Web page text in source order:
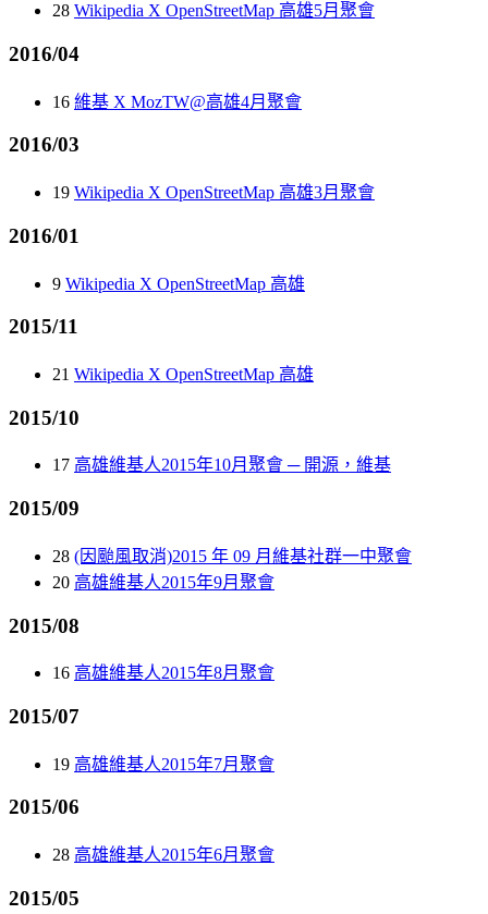
28 Wikipedia X OpenStreetMap 高雄5月聚會
2016/04
16 維基 X MozTW@高雄4月聚會
2016/03
19 Wikipedia X OpenStreetMap 高雄3月聚會
2016/01
9 Wikipedia X OpenStreetMap 高雄
2015/11
21 Wikipedia X OpenStreetMap 高雄
2015/10
17 高雄維基人2015年10月聚會 ─ 開源，維基
2015/09
28 (因颱風取消)2015 年 09 月維基社群一中聚會
20 高雄維基人2015年9月聚會
2015/08
16 高雄維基人2015年8月聚會
2015/07
19 高雄維基人2015年7月聚會
2015/06
28 高雄維基人2015年6月聚會
2015/05